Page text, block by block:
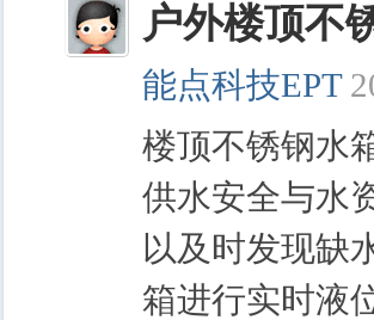
户外楼顶不
能点科技EPT
楼顶不锈钢水
供水安全与水
以及时发现缺
箱进行实时液